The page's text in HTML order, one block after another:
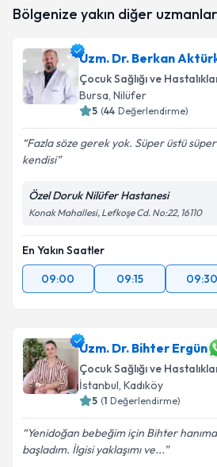
oluşturun. Size bu uzmandan
E-posta Adresiniz
Kişisel verilerimin
Takvim Talebini
Bölgenize yakın diğer uzmanlar
Uzm. Dr. Berkan
Çocuk Sağlığı ve
Bursa, Nilüfer
5 (44 Değerlendirme)
Fazla söze gerek yok. Süper üstü
kendisi
Özel Doruk Nilüfer Hastanesi
Konak Mahallesi, Lefkoşe Cd. No:22, 16110
En Yakın Saatler
09:00
09:15 09:30
Uzm. Dr. Bihter Ergün
Çocuk Sağlığı ve
İstanbul, Kadıköy
5 (1 Değerlendirme)
Yenidoğan bebeğim için Bihter
başladım. İlgisi yaklaşımı ve...